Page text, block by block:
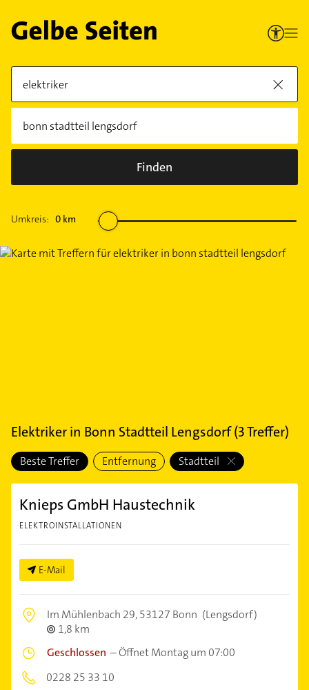
Finden
Umkreis: 0 km
Elektrikerin Bonn Stadtteil Lengsdorf(3Treffer)
Beste Treffer Entfernung Stadtteil
Knieps GmbH Haustechnik
ELEKTROINSTALLATIONEN
E-Mail
Im Mühlenbach 29,53127 Bonn (Lengsdorf)
1,8 km
Geschlossen –Öffnet Montag um 07:00
0228 25 33 10